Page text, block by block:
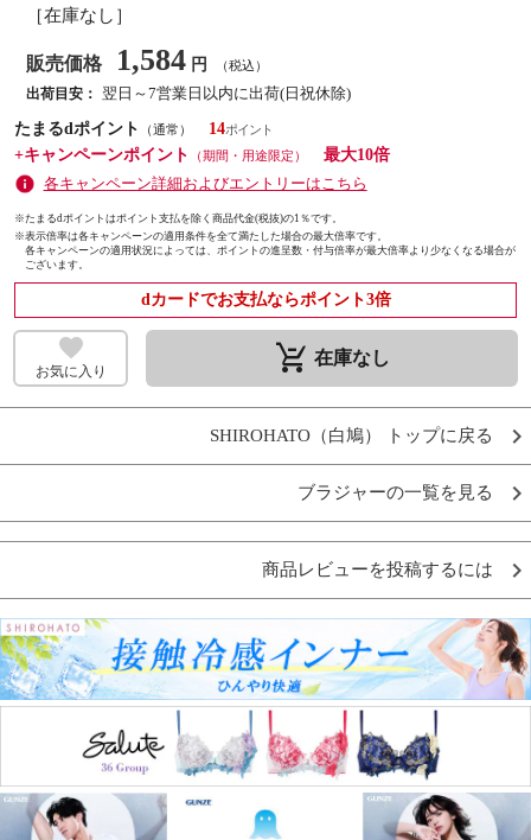
［在庫なし］
販売価格 1,584 円 （税込）
出荷目安： 翌日～7営業日以内に出荷(日祝休除)
たまるdポイント
（通常）
14
+キャンペーンポイント
（期間・用途限定）
最大10倍
各キャンペーン詳細およびエントリーはこちら
※たまるdポイントはポイント支払を除く商品代金(税抜)の1％です。
※表示倍率は各キャンペーンの適用条件を全て満たした場合の最大倍率です。
各キャンペーンの適用状況によっては、ポイントの進呈数・付与倍率が最大倍率より少なくなる場合が
ございます。
dカードでお支払ならポイント3倍
お気に入り remove_shopping_cart 在庫なし
SHIROHATO（白鳩） トップに戻る
ブラジャーの一覧を見る
商品レビューを投稿するには